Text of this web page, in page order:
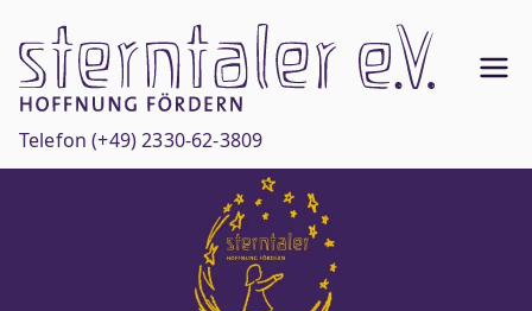
Inhalt
springen
Ste
rnt
Hoffnun
Telefon(+49) 2330-62-3809